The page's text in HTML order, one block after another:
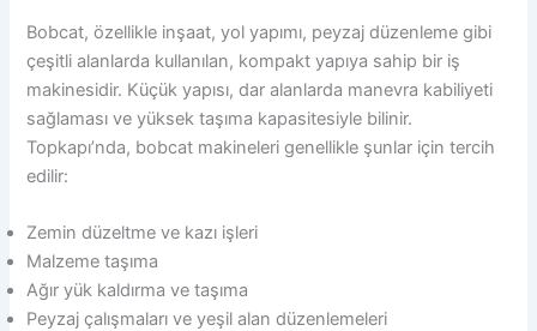
Bobcat, özellikle inşaat, yol yapımı, peyzaj düzenleme gibi
çeşitli alanlarda kullanılan, kompakt yapıya sahip bir iş
makinesidir. Küçük yapısı, dar alanlarda manevra kabiliyeti
sağlaması ve yüksek taşıma kapasitesiyle bilinir.
Topkapı’nda, bobcat makineleri genellikle şunlar için tercih
edilir:
Zemin düzeltme ve kazı işleri
Malzeme taşıma
Ağır yük kaldırma ve taşıma
Peyzaj çalışmaları ve yeşil alan düzenlemeleri